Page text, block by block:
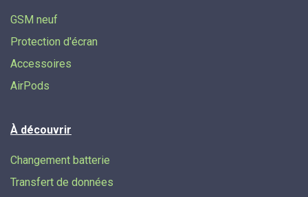
GSM neuf
Protection d'écran
Accessoires
AirPods
À découvrir
Changement batterie
Transfert de données​